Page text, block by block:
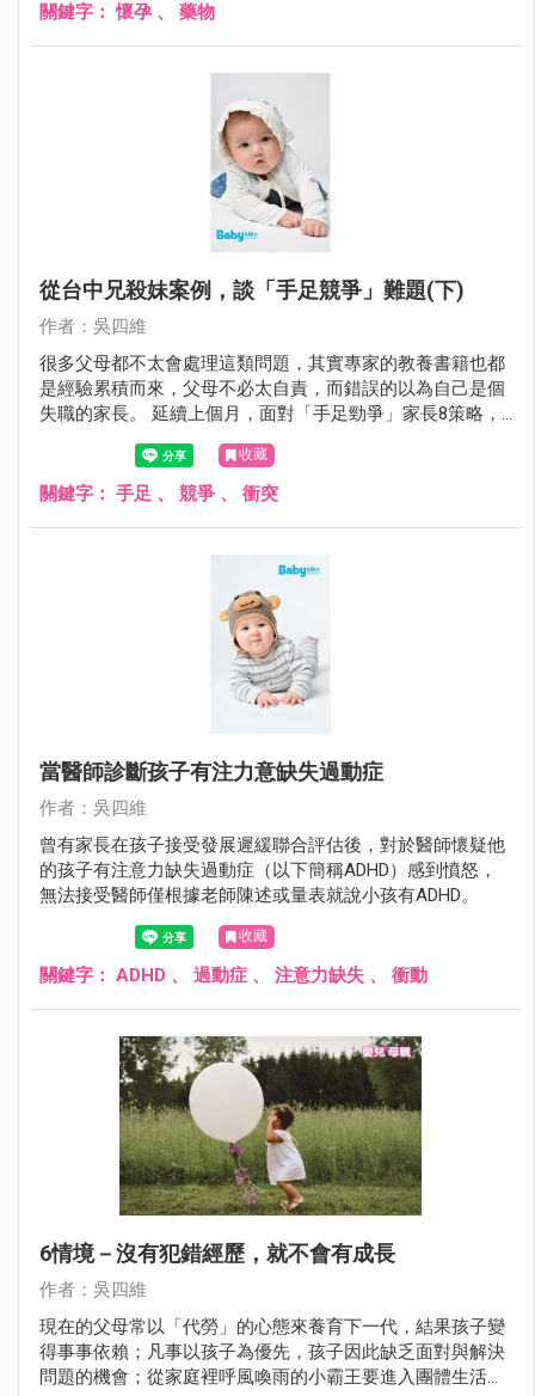
關鍵字：懷孕 、 藥物
從台中兄殺妹案例，談「手足競爭」難題(下)
作者：吳四維
很多父母都不太會處理這類問題，其實專家的教養書籍也都
是經驗累積而來，父母不必太自責，而錯誤的以為自己是個
失職的家長。 延續上個月，面對「手足勁爭」家長8策略，4
收藏
關鍵字： 手足 、 競爭 、 衝突
當醫師診斷孩子有注力意缺失過動症
作者：吳四維
曾有家長在孩子接受發展遲緩聯合評估後，對於醫師懷疑他
的孩子有注意力缺失過動症（以下簡稱ADHD）感到憤怒，
無法接受醫師僅根據老師陳述或量表就說小孩有ADHD。
收藏
關鍵字： ADHD 、 過動症 、 注意力缺失 、 衝動
6情境－沒有犯錯經歷，就不會有成長
作者：吳四維
現在的父母常以「代勞」的心態來養育下一代，結果孩子變
得事事依賴；凡事以孩子為優先，孩子因此缺乏面對與解決
問題的機會；從家庭裡呼風喚雨的小霸王要進入團體生活成